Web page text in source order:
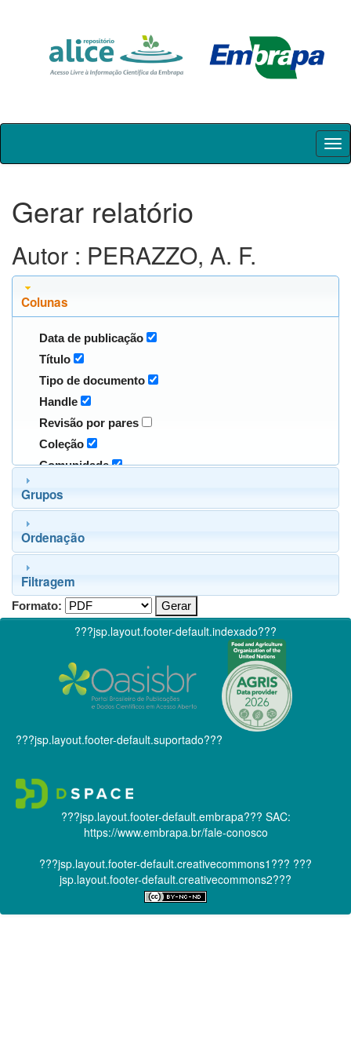
Skip
Gerar relatório
Autor : PERAZZO, A. F.
Colunas
Data de publicação
Título
Tipo de documento
Handle
Revisão por pares
Coleção
Comunidade
Grupos
Ordenação
Filtragem
Formato:
???jsp.layout.footer-default.indexado???
???jsp.layout.footer-default.suportado???
???jsp.layout.footer-default.embrapa??? SAC:
https://www.embrapa.br/fale-conosco
???jsp.layout.footer-default.creativecommons1??? ???
jsp.layout.footer-default.creativecommons2???